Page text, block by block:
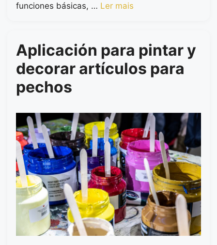
funciones básicas, … Ler mais
Aplicación para pintar y
decorar artículos para
pechos